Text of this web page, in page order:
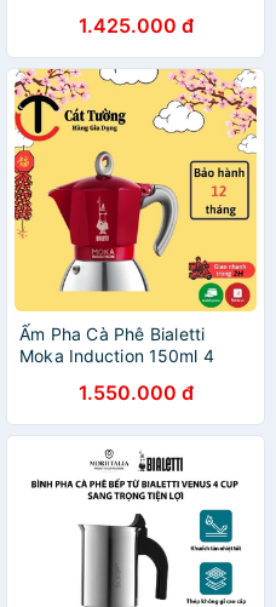
1.425.000 đ
Ấm Pha Cà Phê Bialetti
Moka Induction 150ml 4
1.550.000 đ